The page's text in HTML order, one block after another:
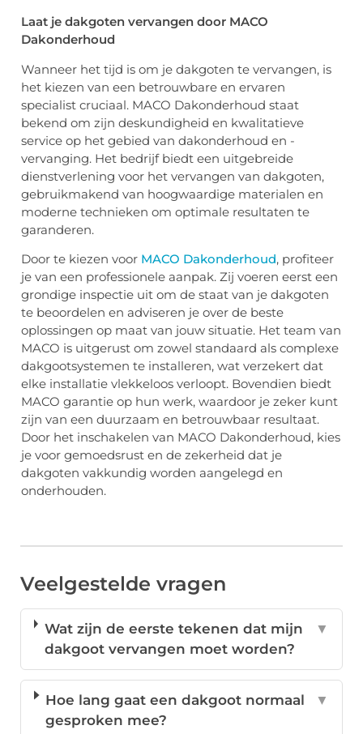
Laat je dakgoten vervangen door MACO
Dakonderhoud
Wanneer het tijd is om je dakgoten te vervangen, is
het kiezen van een betrouwbare en ervaren
specialist cruciaal. MACO Dakonderhoud staat
bekend om zijn deskundigheid en kwalitatieve
service op het gebied van dakonderhoud en -
vervanging. Het bedrijf biedt een uitgebreide
dienstverlening voor het vervangen van dakgoten,
gebruikmakend van hoogwaardige materialen en
moderne technieken om optimale resultaten te
garanderen.
Door te kiezen voor MACO Dakonderhoud, profiteer
je van een professionele aanpak. Zij voeren eerst een
grondige inspectie uit om de staat van je dakgoten
te beoordelen en adviseren je over de beste
oplossingen op maat van jouw situatie. Het team van
MACO is uitgerust om zowel standaard als complexe
dakgootsystemen te installeren, wat verzekert dat
elke installatie vlekkeloos verloopt. Bovendien biedt
MACO garantie op hun werk, waardoor je zeker kunt
zijn van een duurzaam en betrouwbaar resultaat.
Door het inschakelen van MACO Dakonderhoud, kies
je voor gemoedsrust en de zekerheid dat je
dakgoten vakkundig worden aangelegd en
onderhouden.
Veelgestelde vragen
Wat zijn de eerste tekenen dat mijn
dakgoot vervangen moet worden?
▼
Hoe lang gaat een dakgoot normaal
gesproken mee?
▼